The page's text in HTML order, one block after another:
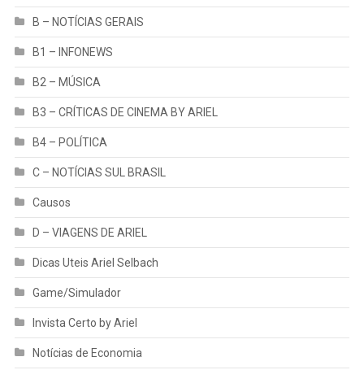
B – NOTÍCIAS GERAIS
B1 – INFONEWS
B2 – MÚSICA
B3 – CRÍTICAS DE CINEMA BY ARIEL
B4 – POLÍTICA
C – NOTÍCIAS SUL BRASIL
Causos
D – VIAGENS DE ARIEL
Dicas Uteis Ariel Selbach
Game/Simulador
Invista Certo by Ariel
Notícias de Economia